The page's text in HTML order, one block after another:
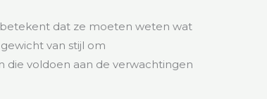
dat ze moeten weten wat
van stijl om
voldoen aan de verwachtingen